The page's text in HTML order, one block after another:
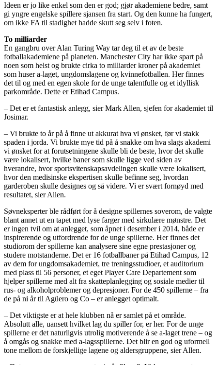
Ideen er jo like enkel som den er god; gjør akademiene bedre, samt
gi yngre engelske spillere sjansen fra start. Og den kunne ha fungert,
om ikke FA til stadighet hadde skutt seg selv i foten.
To milliarder
En gangbru over Alan Turing Way tar deg til et av de beste
fotballakademiene på planeten. Manchester City har ikke spart på
noen som helst og brukte cirka to milliarder kroner på akademiet
som huser a-laget, ungdomslagene og kvinnefotballen. Her finnes
det til og med en egen skole for de unge talentfulle og et idyllisk
parkområde. Dette er Etihad Campus.
– Det er et fantastisk anlegg, sier Mark Allen, sjefen for akademiet til
Josimar.
– Vi brukte to år på å finne ut akkurat hva vi ønsket, før vi stakk
spaden i jorda. Vi brukte mye tid på å snakke om hva slags akademi
vi ønsket for at forutsetningene skulle bli de beste, hvor det skulle
være lokalisert, hvilke baner som skulle ligge ved siden av
hverandre, hvor sportsvitenskapsavdelingen skulle være lokalisert,
hvor den medisinske ekspertisen skulle befinne seg, hvordan
garderoben skulle designes og så videre. Vi er svært fornøyd med
resultatet, sier Allen.
Søvneksperter ble rådført for å designe spillernes soverom, de valgte
blant annet ut en tapet med lyse farger med sirkulære mønstre. Det
er ingen tvil om at anlegget, som åpnet i desember i 2014, både er
inspirerende og utfordrende for de unge spillerne. Her finnes det
studiorom der spillerne kan analysere sine egne prestasjoner og
studere motstanderne. Det er 16 fotballbaner på Etihad Campus, 12
av dem for ungdomsakademiet, tre treningsstudioer, et auditorium
med plass til 56 personer, et eget Player Care Departement som
hjelper spillerne med alt fra skatteplanlegging og sosiale medier til
rus- og alkoholproblemer og depresjoner. For de 450 spillerne – fra
de på ni år til Agüero og Co – er anlegget optimalt.
– Det viktigste er at hele klubben nå er samlet på et område.
Absolutt alle, uansett hvilket lag du spiller for, er her. For de unge
spillerne er det naturligvis utrolig motiverende å se a-laget trene – og
å omgås og snakke med a-lagsspillerne. Det blir en god og uformell
tone mellom de forskjellige lagene og aldersgruppene, sier Allen.